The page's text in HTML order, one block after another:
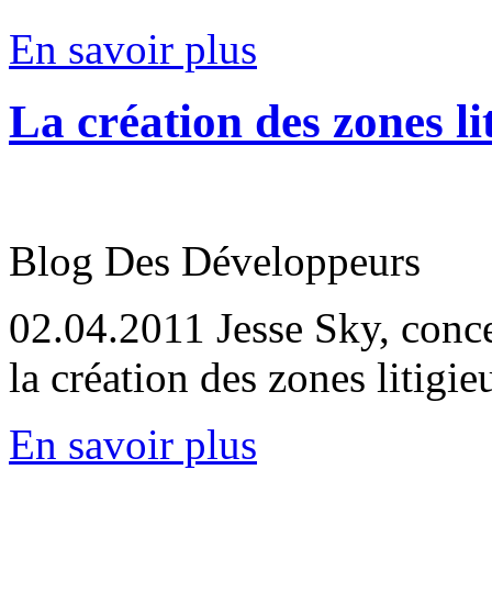
En savoir plus
La création des zones
Blog Des Développeurs
02.04.2011 Jesse Sky,
la création des zones
En savoir plus